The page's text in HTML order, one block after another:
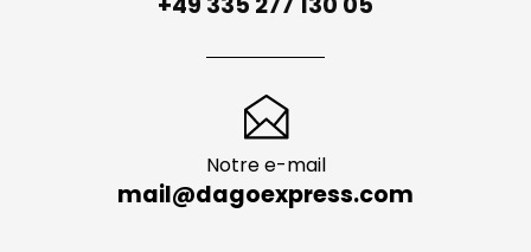
Notre e-mail
mail@dagoexpress.com